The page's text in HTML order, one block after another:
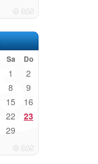
Sa Do
1 2
8 9
15 16
22 23
29